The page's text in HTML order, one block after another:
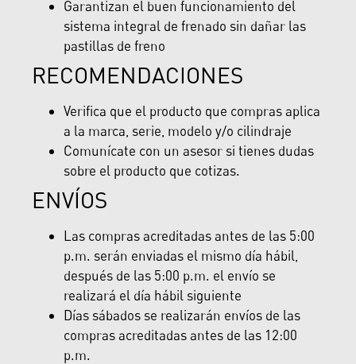
Garantizan el buen funcionamiento del
sistema integral de frenado sin dañar las
pastillas de freno
RECOMENDACIONES
Verifica que el producto que compras aplica
a la marca, serie, modelo y/o cilindraje
Comunícate con un asesor si tienes dudas
sobre el producto que cotizas.
ENVÍOS
Las compras acreditadas antes de las 5:00
p.m. serán enviadas el mismo día hábil,
después de las 5:00 p.m. el envío se
realizará el día hábil siguiente
Días sábados se realizarán envíos de las
compras acreditadas antes de las 12:00
p.m.